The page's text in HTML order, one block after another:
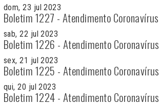
dom, 23 jul 2023
Boletim 1227 - Atendimento Coronavírus
sab, 22 jul 2023
Boletim 1226 - Atendimento Coronavírus
sex, 21 jul 2023
Boletim 1225 - Atendimento Coronavírus
qui, 20 jul 2023
Boletim 1224 - Atendimento Coronavírus